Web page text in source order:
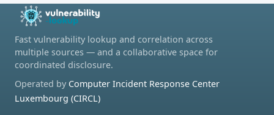
Fast vulnerability lookup and correlation across
multiple sources — and a collaborative space for
coordinated disclosure.
Operated by Computer Incident Response Center
Luxembourg (CIRCL)